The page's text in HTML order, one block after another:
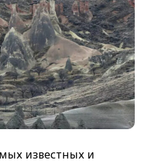
известных и